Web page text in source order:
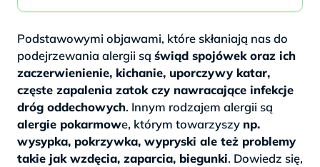
Podstawowymi objawami, które skłaniają nas do
podejrzewania alergii są świąd spojówek oraz ich
zaczerwienienie, kichanie, uporczywy katar,
częste zapalenia zatok czy nawracające infekcje
dróg oddechowych. Innym rodzajem alergii są
alergie pokarmowe, którym towarzyszy np.
wysypka, pokrzywka, wypryski ale też problemy
takie jak wzdęcia, zaparcia, biegunki. Dowiedz się,